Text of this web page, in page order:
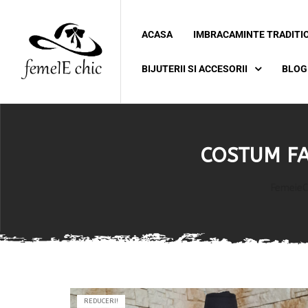
ACASA IMBRACAMINTE
BIJUTERII SI ACCESORII BLOG
COSTUM
REDUCERI!